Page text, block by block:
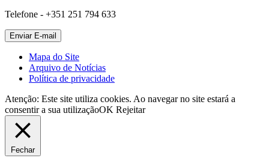
Telefone - +351 251 794 633
Mapa do Site
Arquivo de Notícias
Política de privacidade
Atenção: Este site utiliza cookies. Ao navegar no site estará a
consentir a sua utilizaçãoOK Rejeitar
Fechar